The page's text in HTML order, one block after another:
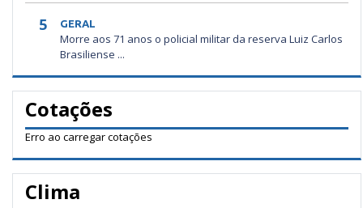
5 GERAL
Morre aos 71 anos o policial militar da reserva Luiz Carlos
Brasiliense ...
Cotações
Erro ao carregar cotações
Clima